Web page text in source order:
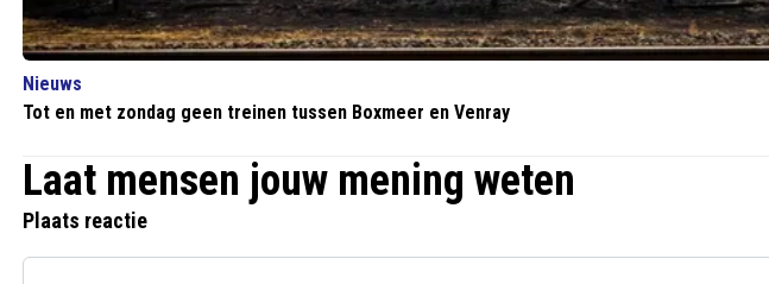
Nieuws
Tot en met zondag geen treinen tussen Boxmeer en Venray
Laat mensen jouw mening weten
Plaats reactie